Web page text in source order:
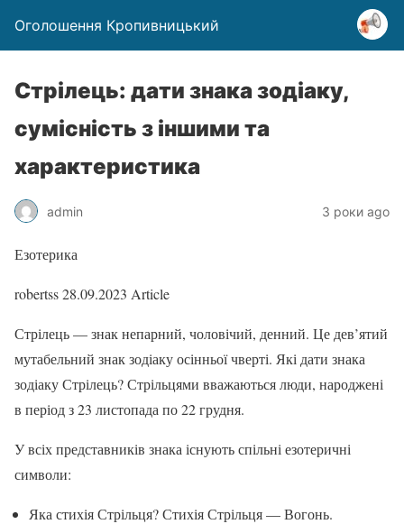
Оголошення Кропивницький
Стрілець: дати знака зодіаку,
сумісність з іншими та
характеристика
admin 3 роки ago
Езотерика
robertss28.09.2023 Article
Стрілець — знак непарний, чоловічий, денний. Це дев’ятий
мутабельний знак зодіаку осінньої чверті. Які дати знака
зодіаку Стрілець? Стрільцями вважаються люди, народжені
в період з 23 листопада по 22 грудня.
У всіх представників знака існують спільні езотеричні
символи:
Яка стихія Стрільця? Стихія Стрільця — Вогонь.